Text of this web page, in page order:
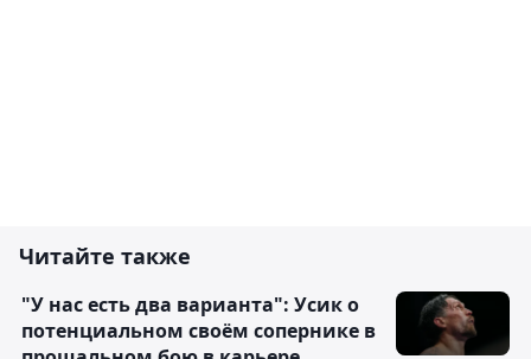
Читайте также
"У нас есть два варианта": Усик о
потенциальном своём сопернике в